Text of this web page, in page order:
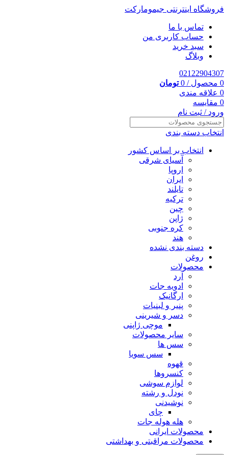
فروشگاه اینترنتی جیمومارکت
تماس با ما
حساب کاربری من
سبد خرید
وبلاگ
02122904307
0 محصول /
0 تومان
0 علاقه مندی
0 مقایسه
ورود / ثبت نام
انتخاب دسته بندی
انتخاب بر اساس کشور
آسیای شرقی
اروپا
ایران
تایلند
ترکیه
چین
ژاپن
کره جنوبی
هند
دسته بندی نشده
روغن
محصولات
آرد
ادویه جات
ارگانیک
پنیر و لبنیات
دسر و شیرینی
موچی ژاپنی
سایر محصولات
سس ها
سس سویا
قهوه
کنسروها
لوازم سوشی
نودل و رشته
نوشیدنی
چای
هله هوله جات
محصولات ایرانی
محصولات مراقبتی و بهداشتی